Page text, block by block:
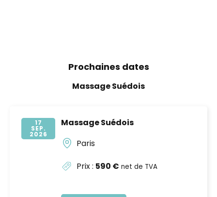
Prochaines dates
Massage Suédois
17
SEP
2026
Massage Suédois
Paris
Prix : 590 € net de TVA